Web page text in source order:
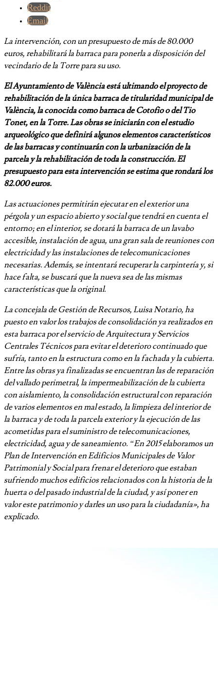
Reddit
Email
La intervención, con un presupuesto de más de 80.000
euros, rehabilitará la barraca para ponerla a disposición del
vecindario de la Torre para su uso.
El Ayuntamiento de València está ultimando el proyecto de
rehabilitación de la única barraca de titularidad municipal de
València, la conocida como barraca de Cotofio o del Tio
Tonet, en la Torre. Las obras se iniciarán con el estudio
arqueológico que definirá algunos elementos característicos
de las barracas y continuarán con la urbanización de la
parcela y la rehabilitación de toda la construcción. El
presupuesto para esta intervención se estima que rondará los
82.000 euros.
Las actuaciones permitirán ejecutar en el exterior una
pérgola y un espacio abierto y social que tendrá en cuenta el
entorno; en el interior, se dotará la barraca de un lavabo
accesible, instalación de agua, una gran sala de reuniones con
electricidad y las instalaciones de telecomunicaciones
necesarias. Además, se intentará recuperar la carpintería y, si
hace falta, se buscará que la nueva sea de las mismas
características que la original.
La concejala de Gestión de Recursos, Luisa Notario, ha
puesto en valor los trabajos de consolidación ya realizados en
esta barraca por el servicio de Arquitectura y Servicios
Centrales Técnicos para evitar el deterioro continuado que
sufría, tanto en la estructura como en la fachada y la cubierta.
Entre las obras ya finalizadas se encuentran las de reparación
del vallado perimetral, la impermeabilización de la cubierta
con aislamiento, la consolidación estructural con reparación
de varios elementos en mal estado, la limpieza del interior de
la barraca y de toda la parcela exterior y la ejecución de las
acometidas para el suministro de telecomunicaciones,
electricidad, agua y de saneamiento. “En 2015 elaboramos un
Plan de Intervención en Edificios Municipales de Valor
Patrimonial y Social para frenar el deterioro que estaban
sufriendo muchos edificios relacionados con la historia de la
huerta o del pasado industrial de la ciudad, y así poner en
valor este patrimonio y darles un uso para la ciudadanía», ha
explicado.